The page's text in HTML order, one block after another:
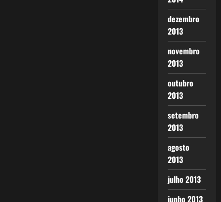
dezembro
2013
novembro
2013
outubro
2013
setembro
2013
agosto
2013
julho 2013
junho 2013